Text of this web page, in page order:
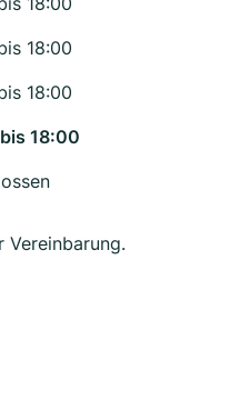
18:00
18:00
18:00
Vereinbarung.